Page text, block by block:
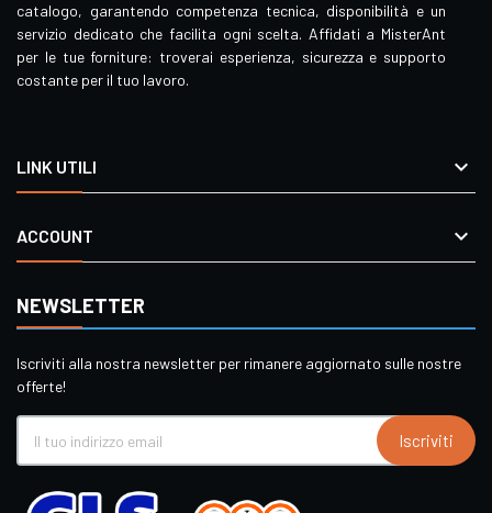
catalogo, garantendo competenza tecnica, disponibilità e un
servizio dedicato che facilita ogni scelta. Affidati a MisterAnt
per le tue forniture: troverai esperienza, sicurezza e supporto
costante per il tuo lavoro.
LINK UTILI 
ACCOUNT 
NEWSLETTER
Iscriviti alla nostra newsletter per rimanere aggiornato sulle nostre
offerte!
Iscriviti